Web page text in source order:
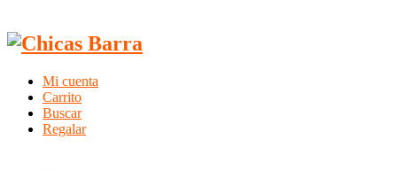
Mi cuenta
Carrito
Buscar
Regalar